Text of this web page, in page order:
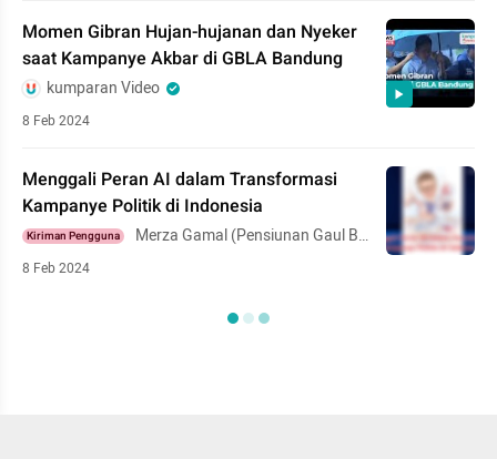
Momen Gibran Hujan-hujanan dan Nyeker
saat Kampanye Akbar di GBLA Bandung
kumparan Video
8 Feb 2024
Menggali Peran AI dalam Transformasi
Kampanye Politik di Indonesia
Kiriman Pengguna
Merza Gamal (Pensiunan Gaul Ba
8 Feb 2024